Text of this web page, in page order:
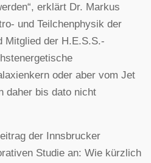
erklärt Dr. Markus
und Teilchenphysik der
Mitglied der H.E.S.S.-
oder aber vom Jet
daher bis dato nicht
der Innsbrucker
Studie an: Wie kürzlich